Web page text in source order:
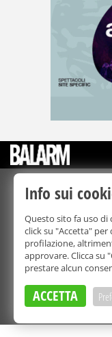
La riproduzione
forma,
Balarm.it è una
Tribunale
Info sui
Questo sito fa uso di
click su "Accetta"
profilazione,
approvare. Clicca su
prestare alcun
ACCETTA